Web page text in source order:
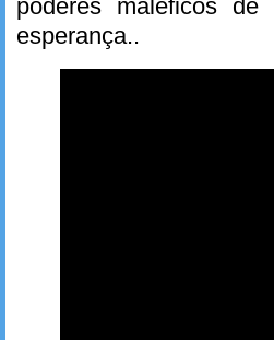
poderes maléficos
esperança..